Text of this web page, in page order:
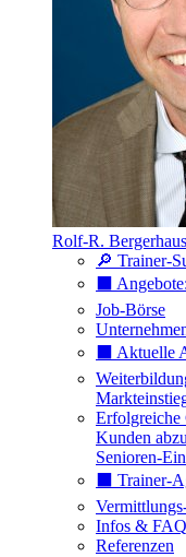
Rolf-R.
🔎 Trainer-
⬛️ Angebote:
Job-Börse
⬛️ Aktuelle
Erfolgreiche
Kunden
Senioren-
⬛️ Trainer-
Infos & FAQ
Referenzen